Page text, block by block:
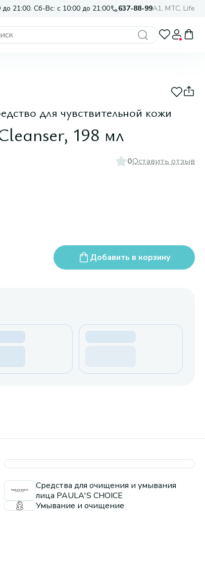
21:00. Сб-Вс: с 10:00 до 21:00 637-88-99A1, МТС, Life
для чувствительной кожи
198 мл
0Оставить отзыв
Добавить в корзину
Средства для очищения и умывания
лица PAULA'S CHOICE
Умывание и очищение